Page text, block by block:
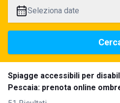
Seleziona date
Spiagge accessibili per
Pescaia: prenota online